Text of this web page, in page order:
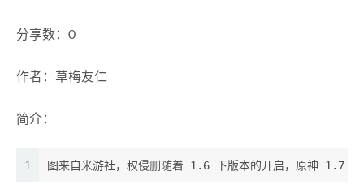
分享数：0
作者：草梅友仁
简介：
1 图来自米游社，权侵删随着 1.6 下版本的开启，原神 1.7 版